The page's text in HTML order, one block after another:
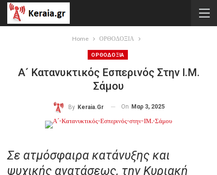
Home ΟΡΘΟΔΟΞΙΑ
ΟΡΘΟΔΟΞΙΑ
Α´ Κατανυκτικός Εσπερινός Στην Ι.Μ.
Σάμου
By Keraia.gr On Μαρ 3, 2025
Σε ατμόσφαιρα κατάνυξης και
ψυχικής ανατάσεως, την Κυριακή